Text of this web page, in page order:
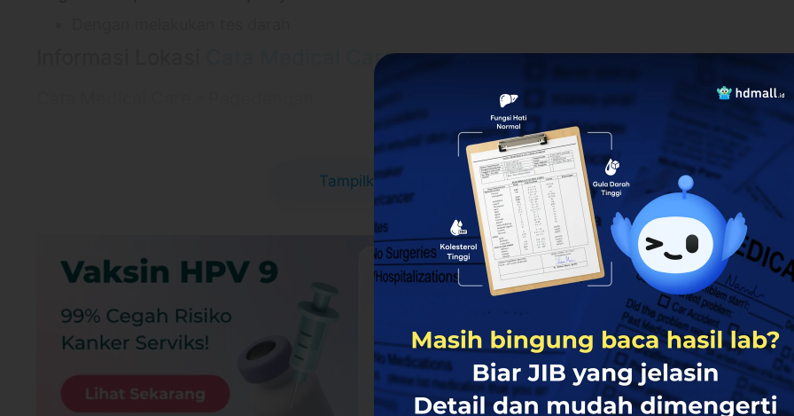
Cata Medical Care
Jl. Danau Poso 2 No.2, RT.1/RW.1, Medang, Kec. Pagedangan, Kabupaten Tangerang, Banten
https://goo.gl/maps/EForzYijdxMufvhH8
E-voucher booking klinik berlaku selama 60 hari setelah pembayaran terkonfirmasi
Booking dan ubah jadwal dengan mudah via WhatsApp 24 jam sebelum waktu treatment
selama jadwal dokter tersedia
Untuk lebih lengkapnya, Anda dapat membaca syarat dan kebijakandi halaman ini
Syarat dan ketentuan dapat berubah sewaktu-waktu tanpa pemberitahuan dan berlaku
untuk pembelian setelah waktu perubahan
Tampilkan lebih banyak